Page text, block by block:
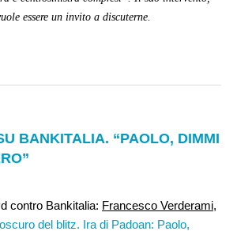
essere un invito a discuterne.
BANKITALIA. “PAOLO, DIMMI
contro Bankitalia: Francesco Verderami,
del blitz. Ira di Padoan: Paolo,